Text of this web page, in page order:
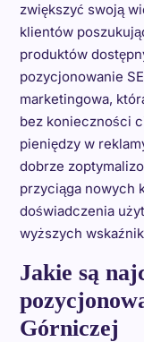
zwiększyć swoją
klientów
produktów
pozycjonowanie
marketingowa,
bez konieczności
pieniędzy w
dobrze
przyciąga nowych
doświadczenia
wyższych
Jakie są
Górniczej